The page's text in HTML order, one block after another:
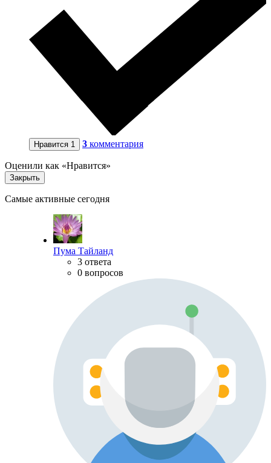
Нравится 1 3 комментария
Оценили как «Нравится»
Закрыть
Самые активные сегодня
Пума Тайланд
3 ответа
0 вопросов